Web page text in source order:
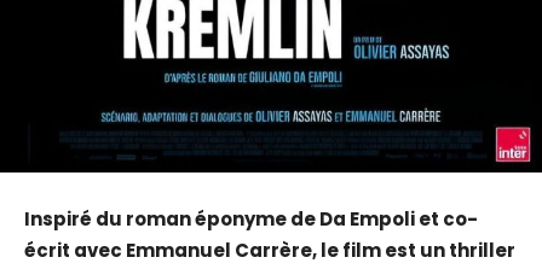
Inspiré du roman éponyme de Da Empoli et co-
écrit avec Emmanuel Carrère, le film est un thriller